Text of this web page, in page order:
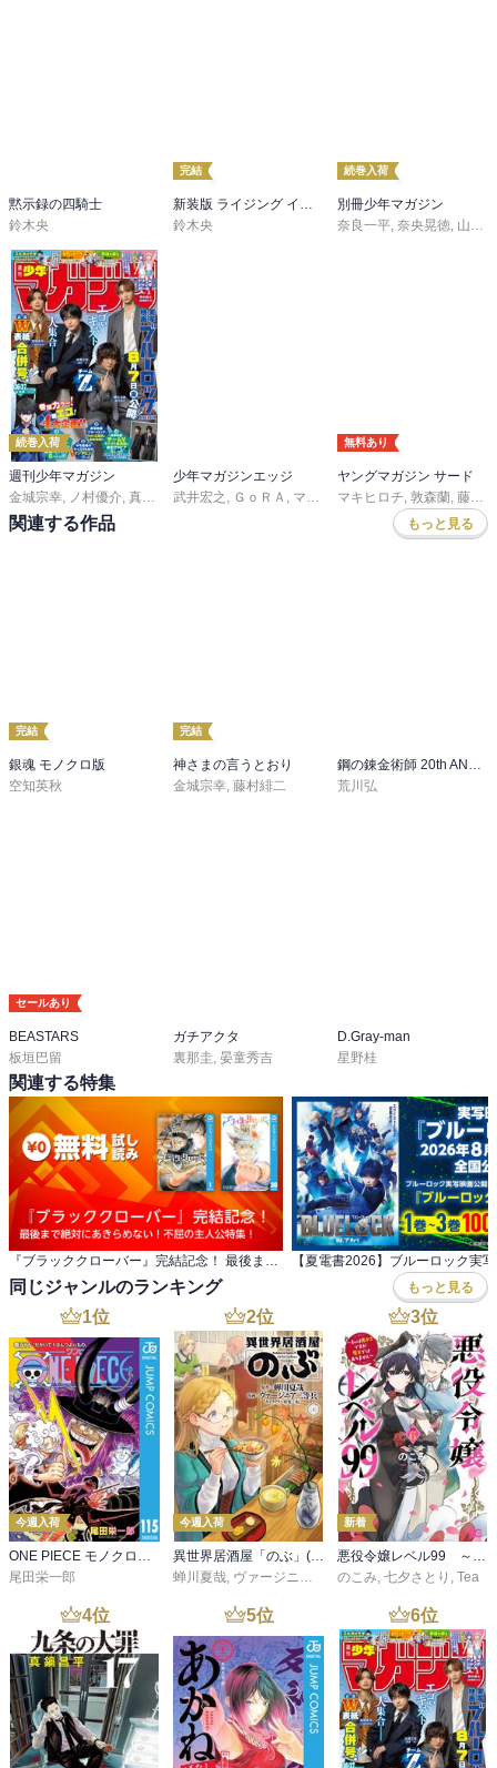
黙示録の四騎士
鈴木央
完結
新装版 ライジング インパクト
鈴木央
続巻入荷
別冊少年マガジン
奈良一平, 奈央晃徳, 山川直輝
続巻入荷
週刊少年マガジン
金城宗幸
ノ村優介 真島ヒロ ,宮島礼吏, 新川直司, 久世蘭,田中ドリル,御手元,
少年マガジンエッジ
武井宏之
ＧｏＲＡ マキマヨ ,京極夏彦 ,志水アキ,
無料あり
ヤングマガジン サード
マキヒロチ 敦森蘭 藤原ヒロユキ
関連する作品 もっと見る
完結
銀魂 モノクロ版
空知英秋
完結
神さまの言うとおり
金城宗幸, 藤村緋二
鋼の錬金術師 20th ANNIVERSARY BOOK
荒川弘
セールあり
BEASTARS
板垣巴留
ガチアクタ
裏那圭 晏童秀吉
D.Gray-man
星野桂
関連する特集
同じジャンルのランキング もっと見る
1位
今週入荷
ONE PIECE モノクロ版 115
尾田栄一郎
2位
今週入荷
異世界居酒屋「のぶ」(22)
蝉川夏哉, ヴァージニア二等兵 ,転
3位
新着
悪役令嬢レベル99 ～私は裏ボスですが魔王ではありません～ その６
のこみ, 七夕さとり , Tea
4位 5位 6位